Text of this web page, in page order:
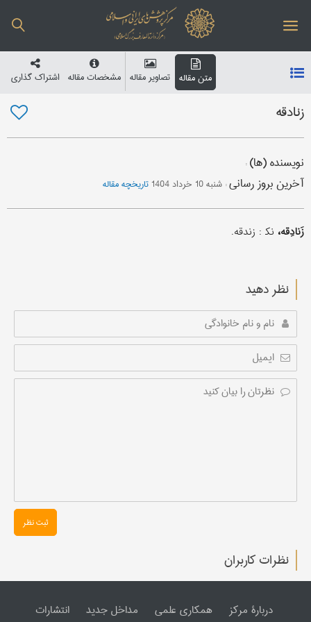
متن مقاله تصاویر مقاله مشخصات مقاله اشتراک گذاری
زنادقه
نویسنده (ها):
آخرین بروز رسانی: شنبه 10 خرداد 1404 تاریخچه مقاله
زَنادِقه، نک‍ : زندقه.
نظر دهید
ثبت نظر
نظرات کاربران
دربارۀ مرکز همکاری علمی مداخل جدید انتشارات